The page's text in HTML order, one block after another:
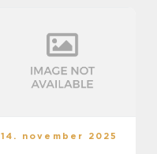
14. november 2025